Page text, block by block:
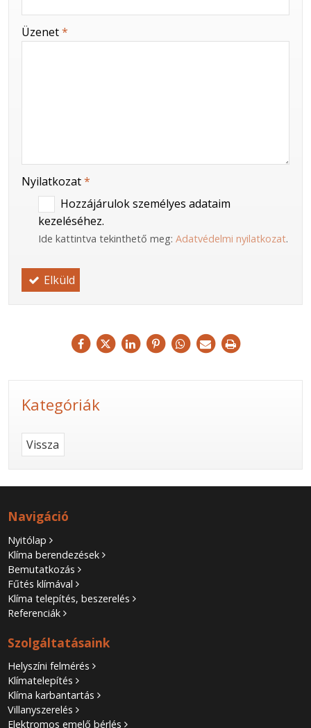
-
Üzenet*
Nyilatkozat*
Hozzájárulok személyes adataim
kezeléséhez.
Ide kattintva tekinthető meg: Adatvédelmi nyilatkozat.
Elküld
Kategóriák
Vissza
Navigáció
Nyitólap
Klíma berendezések
Bemutatkozás
Fűtés klímával
Klíma telepítés, beszerelés
Referenciák
Szolgáltatásaink
Helyszíni felmérés
Klímatelepítés
Klíma karbantartás
Villanyszerelés
Elektromos emelő bérlés